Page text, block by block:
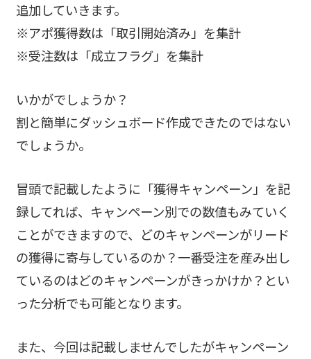
追加していきます。
※アポ獲得数は「取引開始済み」を集計
※受注数は「成立フラグ」を集計
いかがでしょうか？
割と簡単にダッシュボード作成できたのではない
でしょうか。
冒頭で記載したように「獲得キャンペーン」を記
録してれば、キャンペーン別での数値もみていく
ことができますので、どのキャンペーンがリード
の獲得に寄与しているのか？一番受注を産み出し
ているのはどのキャンペーンがきっかけか？とい
った分析でも可能となります。
また、今回は記載しませんでしたがキャンペーン